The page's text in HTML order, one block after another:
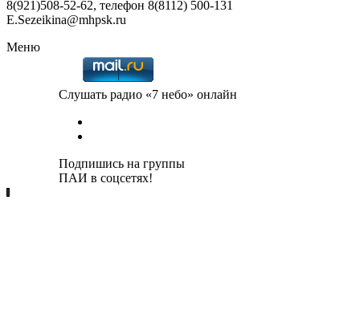
8(921)508-52-62, телефон 8(8112) 500-131
E.Sezeikina@mhpsk.ru
Меню
Слушать радио «7 небо» онлайн
Подпишись на группы
ПАИ в соцсетях!